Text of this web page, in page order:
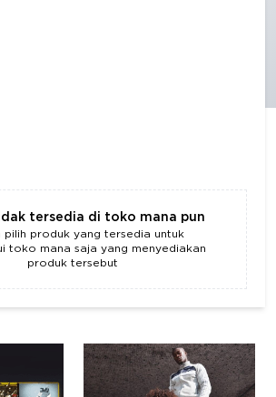
tersedia di toko mana pun
pilih produk yang tersedia untuk
toko mana saja yang menyediakan
produk tersebut